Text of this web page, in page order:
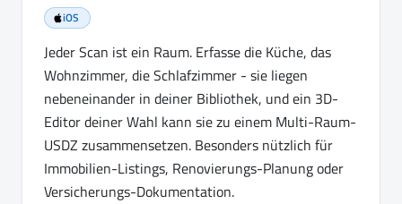
iOS
Jeder Scan ist ein Raum. Erfasse die Küche, das
Wohnzimmer, die Schlafzimmer - sie liegen
nebeneinander in deiner Bibliothek, und ein 3D-
Editor deiner Wahl kann sie zu einem Multi-Raum-
USDZ zusammensetzen. Besonders nützlich für
Immobilien-Listings, Renovierungs-Planung oder
Versicherungs-Dokumentation.